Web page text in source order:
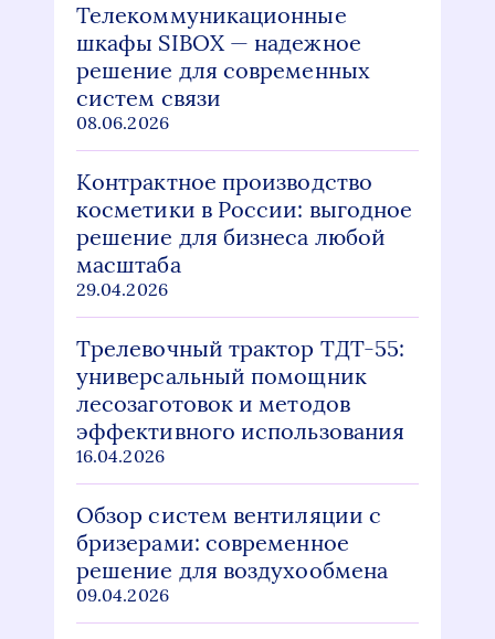
Телекоммуникационные
шкафы SIBOX — надежное
решение для современных
систем связи
08.06.2026
Контрактное производство
косметики в России: выгодное
решение для бизнеса любой
масштаба
29.04.2026
Трелевочный трактор ТДТ-55:
универсальный помощник
лесозаготовок и методов
эффективного использования
16.04.2026
Обзор систем вентиляции с
бризерами: современное
решение для воздухообмена
09.04.2026